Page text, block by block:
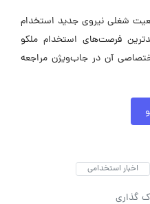
حال حاضر در ۹ موقعیت شغلی نیروی جدید استخدام
فرصت‌های استخدام ملکو
آن در جاب‌ویژن مراجعه
اخبار استخدامی
گذاری